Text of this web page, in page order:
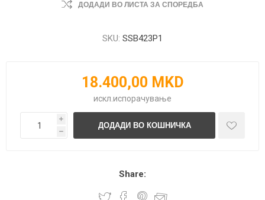
ДОДАДИ ВО ЛИСТА ЗА СПОРЕДБА
SKU: SSB423P1
18.400,00 MKD
искл. испорачување
i
h
Share: